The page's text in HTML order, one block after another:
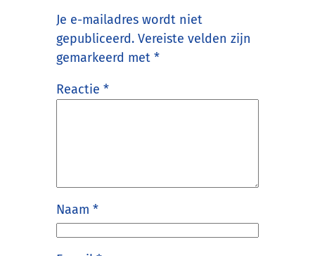
Je e-mailadres wordt niet
gepubliceerd. Vereiste velden zijn
gemarkeerd met *
Reactie *
Naam *